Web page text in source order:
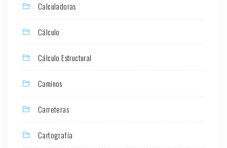
Calculadoras
Cálculo
Cálculo Estructural
Caminos
Carreteras
Cartografía